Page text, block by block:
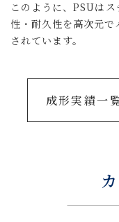
このように、PSUは
性・耐久性を高次元
されています。
成形実績一